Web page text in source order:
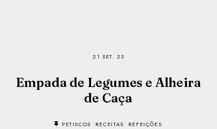
21 SET. 23
Empada de Legumes e Alheira
de Caça
PETISCOS RECEITAS REFEIÇÕES